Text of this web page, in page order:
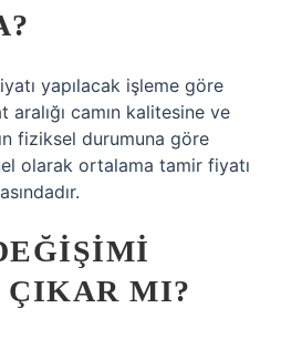
yapılacak işleme göre
camın kalitesine ve
fiziksel durumuna göre
olarak ortalama tamir fiyatı
ÇIKAR MI?